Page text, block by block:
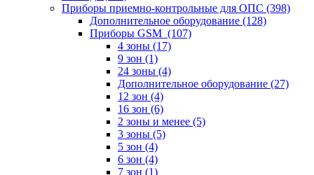
Приборы приемно-контрольные для ОПС (398)
Дополнительное оборудование (128)
Приборы GSM (107)
4 зоны (17)
9 зон (1)
24 зоны (4)
Дополнительное оборудование (27)
12 зон (4)
16 зон (6)
2 зоны и менее (5)
3 зоны (5)
5 зон (4)
6 зон (4)
7 зон (1)